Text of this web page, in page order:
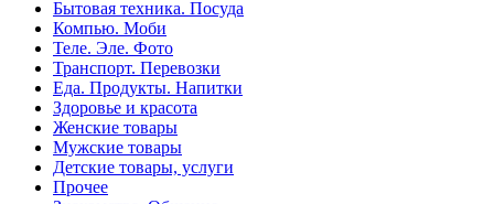
Бытовая техника. Посуда
Компью. Моби
Теле. Эле. Фото
Транспорт. Перевозки
Еда. Продукты. Напитки
Здоровье и красота
Женские товары
Мужские товары
Детские товары, услуги
Прочее